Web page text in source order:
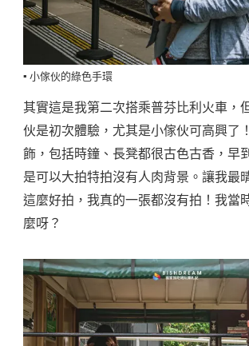
▪️ 小傢伙的綠色手環
其實這是我第二次搭乘普芬比利火車，
伙是初次體驗，尤其是小傢伙可高興了
飾，包括時鐘、長凳都很古色古香，早
是可以大拍特拍沒有人肉背景。讓我最
這麼好拍，我真的一張都沒有拍！我當
麼呀？